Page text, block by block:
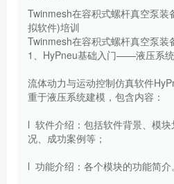
Twinmesh在容积式螺杆真空泵
拟软件)培训
Twinmesh在容积式螺杆真空泵装
1、HyPneu基础入门——液压系
流体动力与运动控制仿真软件
重于液压系统建模，包含内容：
l 软件介绍：包括软件背景、模
况、成功案例等；
l 功能介绍：各个模块的功能简介。